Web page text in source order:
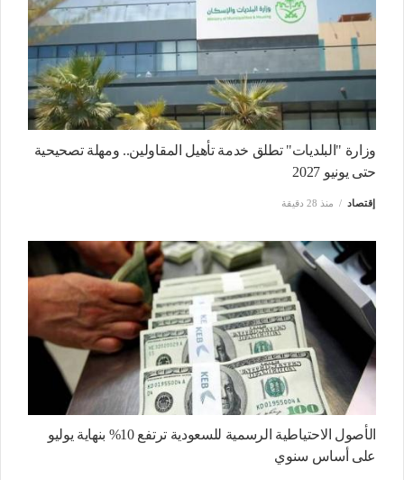
وزارة "البلديات" تطلق خدمة تأهيل المقاولين.. ومهلة تصحيحية
حتى يونيو 2027
إقتصاد منذ 28 دقيقة
الأصول الاحتياطية الرسمية للسعودية ترتفع 10% بنهاية يوليو
على أساس سنوي